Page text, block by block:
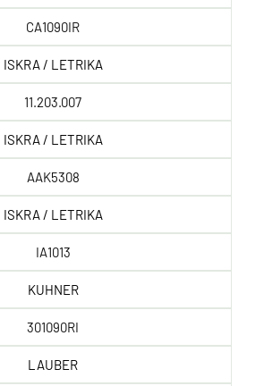
CA1090IR
ISKRA / LETRIKA
11.203.007
ISKRA / LETRIKA
AAK5308
ISKRA / LETRIKA
IA1013
KUHNER
301090RI
LAUBER